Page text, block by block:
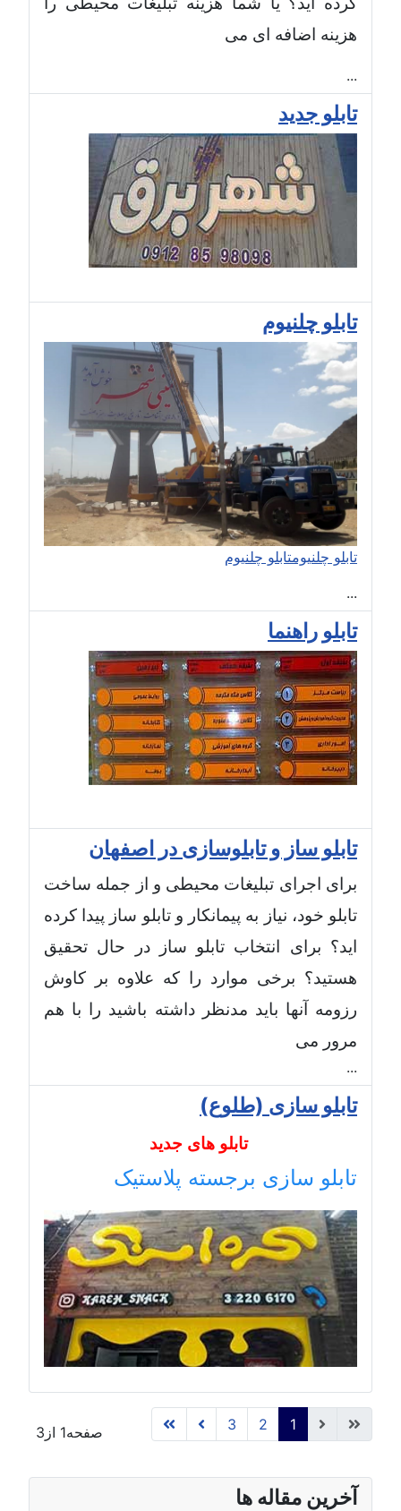
هزینه اضافه ای می
...
تابلو جدید
تابلو چلنیوم
تابلو چلنیومتابلو چلنیوم
...
تابلو راهنما
تابلو ساز و تابلوسازی در اصفهان
برای اجرای تبلیغات محیطی و از جمله ساخت
تابلو خود، نیاز به پیمانکار و تابلو ساز پیدا کرده
اید؟ برای انتخاب تابلو ساز در حال تحقیق
هستید؟ برخی موارد را که علاوه بر کاوش
رزومه آنها باید مدنظر داشته باشید را با هم
مرور می
...
تابلو سازی (طلوع)
تابلو های جدید
تابلو سازی برجسته پلاستیک
صفحه1 از3 1
2
3
آخرین مقاله ها